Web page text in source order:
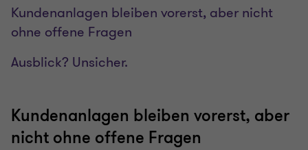
Kundenanlagen bleiben vorerst, aber nicht
ohne offene Fragen
Ausblick? Unsicher.
Kundenanlagen bleiben vorerst, aber
nicht ohne offene Fragen